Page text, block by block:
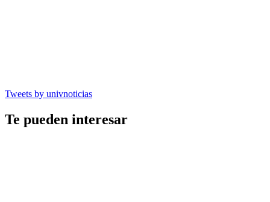
Tweets by univnoticias
Te pueden interesar